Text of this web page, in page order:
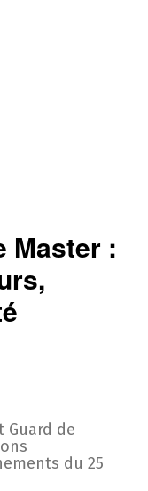
Master :
Guard de
du 25